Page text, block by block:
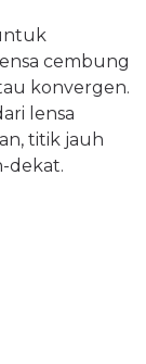
cembung
konvergen.
lensa
titik jauh
dekat.